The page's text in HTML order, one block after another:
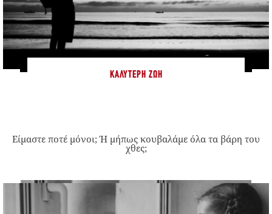
ΚΑΛΎΤΕΡΗ ΖΩΉ
Είμαστε ποτέ μόνοι; Ή μήπως κουβαλάμε όλα τα βάρη του
χθες;